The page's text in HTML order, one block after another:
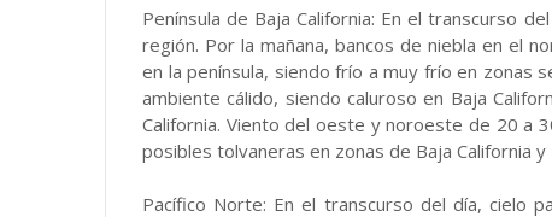
Península de Baja California: En el transcurso
región. Por la mañana, bancos de niebla en el
en la península, siendo frío a muy frío en zonas
ambiente cálido, siendo caluroso en Baja
California. Viento del oeste y noroeste de 20 a
posibles tolvaneras en zonas de Baja California y
Pacífico Norte: En el transcurso del día, cielo